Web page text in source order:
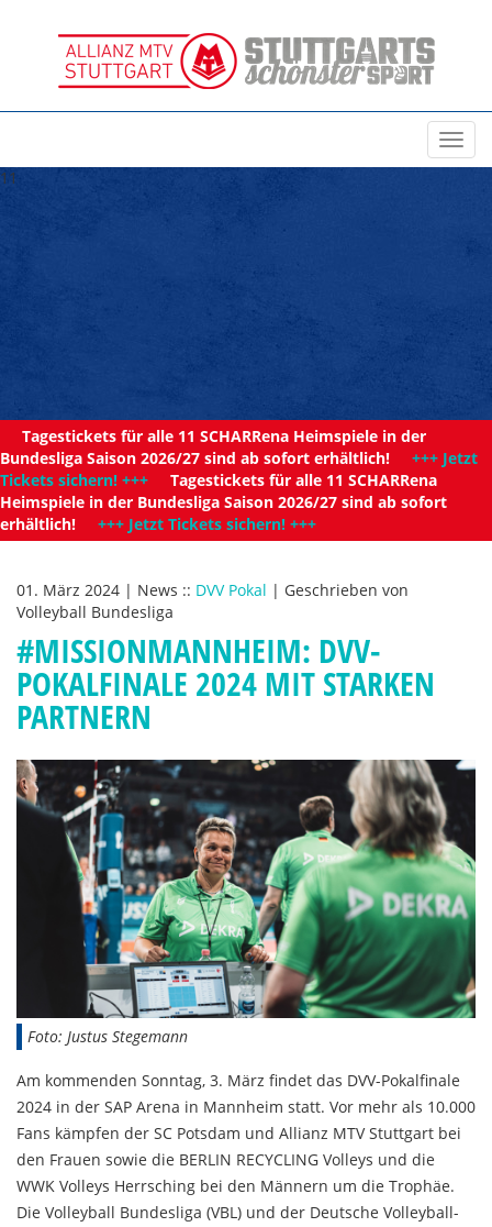
11
Tagestickets für alle 11 SCHARRena Heimspiele in der
Bundesliga Saison 2026/27 sind ab sofort erhältlich! +++ Jetzt
Tickets sichern! +++ Tagestickets für alle 11 SCHARRena
Heimspiele in der Bundesliga Saison 2026/27 sind ab sofort
erhältlich! +++ Jetzt Tickets sichern! +++
01. März 2024 | News :: DVV Pokal | Geschrieben von
Volleyball Bundesliga
#MISSIONMANNHEIM: DVV-
POKALFINALE 2024 MIT STARKEN
PARTNERN
Foto: Justus Stegemann
Am kommenden Sonntag, 3. März findet das DVV-Pokalfinale
2024 in der SAP Arena in Mannheim statt. Vor mehr als 10.000
Fans kämpfen der SC Potsdam und Allianz MTV Stuttgart bei
den Frauen sowie die BERLIN RECYCLING Volleys und die
WWK Volleys Herrsching bei den Männern um die Trophäe.
Die Volleyball Bundesliga (VBL) und der Deutsche Volleyball-